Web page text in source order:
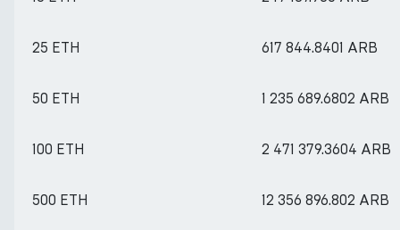
25 ETH 617 844.8401 ARB
50 ETH 1 235 689.6802 ARB
100 ETH 2 471 379.3604 ARB
500 ETH 12 356 896.802 ARB